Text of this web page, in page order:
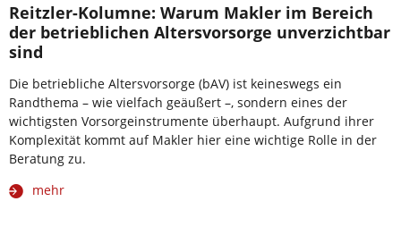
Reitzler-Kolumne: Warum Makler im Bereich
der betrieblichen Altersvorsorge unverzichtbar
sind
Die betriebliche Altersvorsorge (bAV) ist keineswegs ein
Randthema – wie vielfach geäußert –, sondern eines der
wichtigsten Vorsorgeinstrumente überhaupt. Aufgrund ihrer
Komplexität kommt auf Makler hier eine wichtige Rolle in der
Beratung zu.
mehr